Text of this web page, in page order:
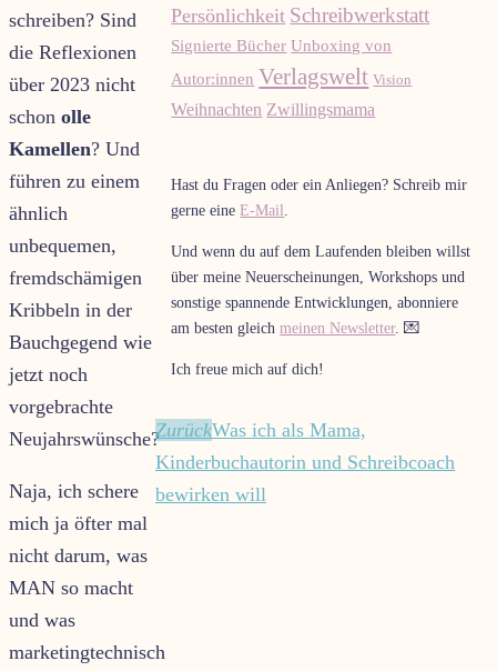
schreiben? Sind
die Reflexionen
über 2023 nicht
schon olle
Kamellen? Und
führen zu einem
ähnlich
unbequemen,
fremdschämigen
Kribbeln in der
Bauchgegend wie
jetzt noch
vorgebrachte
Neujahrswünsche?
Naja, ich schere
mich ja öfter mal
nicht darum, was
MAN so macht
und was
marketingtechnisch
Persönlichkeit Schreibwerkstatt
Signierte Bücher Unboxing von
Autor:innen Verlagswelt Vision
Weihnachten Zwillingsmama
Hast du Fragen oder ein Anliegen? Schreib mir
gerne eineE-Mail
Und wenn du auf dem Laufenden bleiben willst
über meine Neuerscheinungen, Workshops und
sonstige spannende Entwicklungen, abonniere
am besten gleichmeinen Newsletter. 💌
Ich freue mich auf dich!
ZurückWas ich als Mama,
Kinderbuchautorin und Schreibcoach
bewirken will